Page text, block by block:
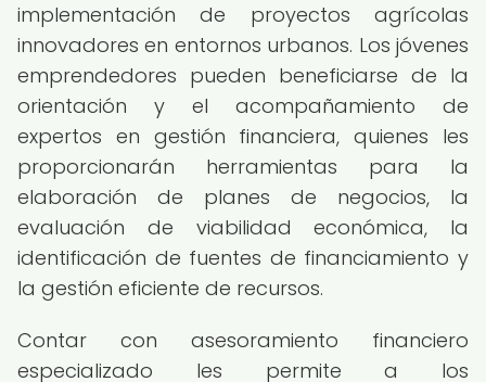
implementación de proyectos agrícolas
innovadores en entornos urbanos. Los jóvenes
emprendedores pueden beneficiarse de la
orientación y el acompañamiento de
expertos en gestión financiera, quienes les
proporcionarán herramientas para la
elaboración de planes de negocios, la
evaluación de viabilidad económica, la
identificación de fuentes de financiamiento y
la gestión eficiente de recursos.
Contar con asesoramiento financiero
especializado les permite a los